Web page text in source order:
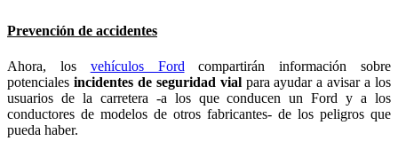
Prevención de accidentes
Ahora, los vehículos Ford compartirán información sobre
potenciales incidentes de seguridad vialpara ayudar a avisar a los
usuarios de la carretera -a los que conducen un Ford y a los
conductores de modelos de otros fabricantes- de los peligros que
pueda haber.